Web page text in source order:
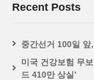
Recent Posts
중간선거 100일
미국 건강보험 무
드 410만 상실’